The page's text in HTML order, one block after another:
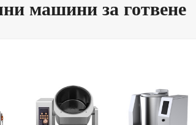
машини за готвене